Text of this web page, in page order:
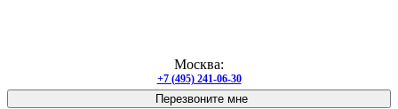
Москва:
+7 (495) 241-06-30
Перезвоните мне